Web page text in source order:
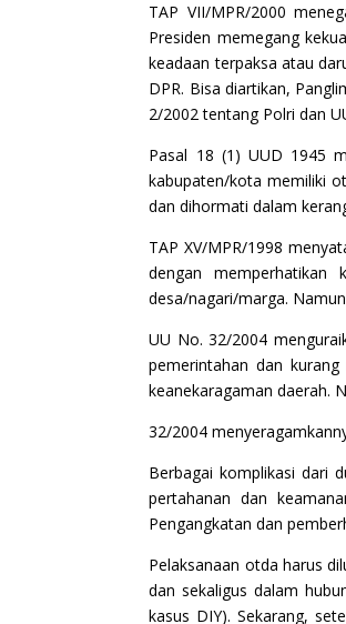
TAP VII/MPR/2000
Presiden memegang
keadaan terpaksa atau
DPR. Bisa diartikan,
2/2002 tentang Polri dan
Pasal 18 (1) UUD 1945
kabupaten/kota memiliki
dan dihormati dalam
TAP XV/MPR/1998
dengan memperhatikan
desa/nagari/marga.
UU No. 32/2004
pemerintahan dan
keanekaragaman daerah.
32/2004
Berbagai komplikasi dari
pertahanan dan
Pengangkatan dan
Pelaksanaan otda harus
dan sekaligus dalam
kasus DIY). Sekarang,